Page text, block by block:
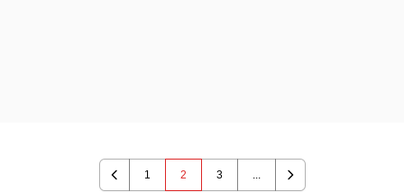
Previous
1 2 3 ...
Next